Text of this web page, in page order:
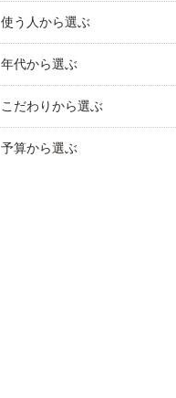
使う人から選ぶ
年代から選ぶ
こだわりから選ぶ
予算から選ぶ